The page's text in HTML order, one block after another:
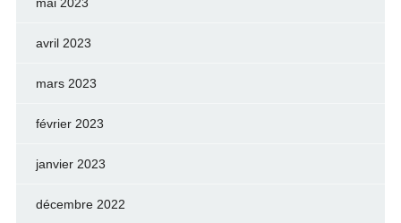
avril 2023
mars 2023
février 2023
janvier 2023
décembre 2022